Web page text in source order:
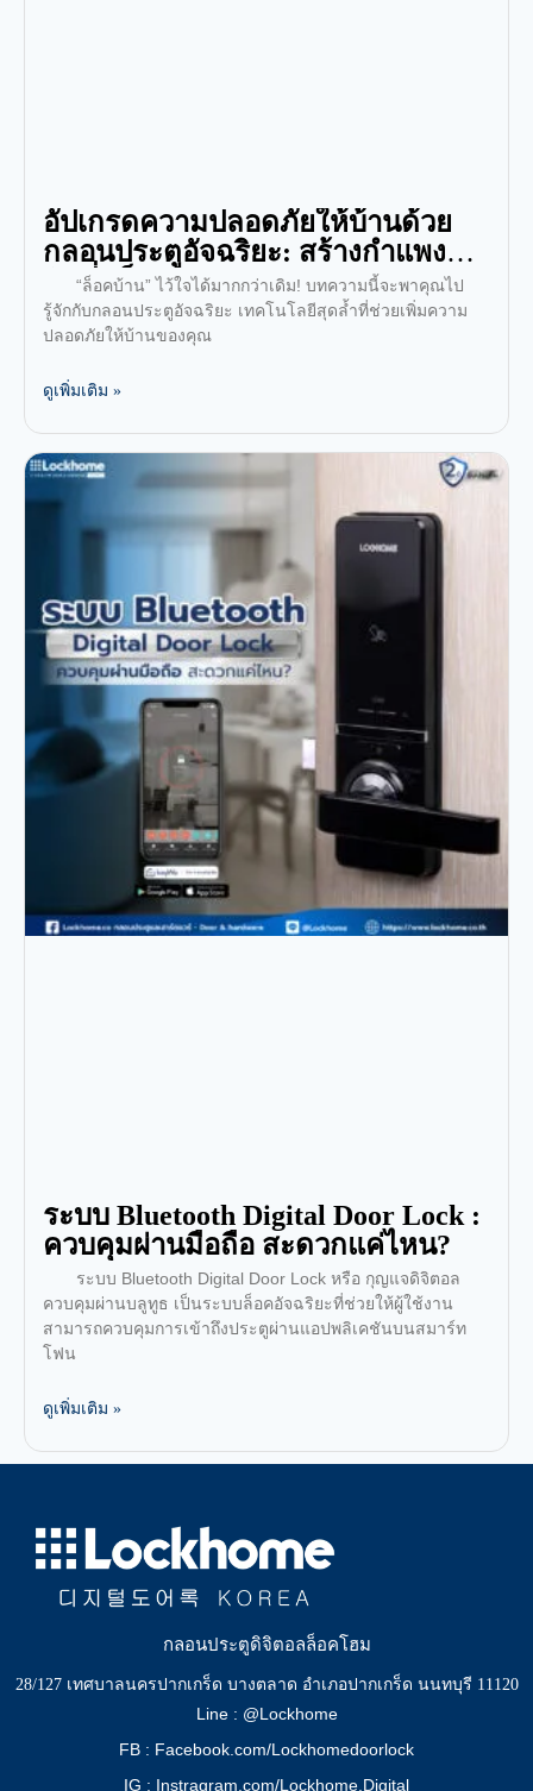
อัปเกรดความปลอดภัยให้บ้านด้วย
กลอนประตูอัจฉริยะ: สร้างกำแพงคุ้ม
กันที่แข็งแกร่ง
“ล็อคบ้าน” ไว้ใจได้มากกว่าเดิม! บทความนี้จะพาคุณไป
รู้จักกับกลอนประตูอัจฉริยะ เทคโนโลยีสุดล้ำที่ช่วยเพิ่มความ
ปลอดภัยให้บ้านของคุณ
ดูเพิ่มเติม »
ระบบ Bluetooth Digital Door Lock :
ควบคุมผ่านมือถือ สะดวกแค่ไหน?
ระบบ Bluetooth Digital Door Lock หรือ กุญแจดิจิตอล
ควบคุมผ่านบลูทูธ เป็นระบบล็อคอัจฉริยะที่ช่วยให้ผู้ใช้งาน
สามารถควบคุมการเข้าถึงประตูผ่านแอปพลิเคชันบนสมาร์ท
โฟน
ดูเพิ่มเติม »
กลอนประตูดิจิตอลล็อคโฮม
28/127 เทศบาลนครปากเกร็ด บางตลาด อำเภอปากเกร็ด นนทบุรี 11120
Line : @Lockhome
FB : Facebook.com/Lockhomedoorlock
IG : Instragram.com/Lockhome.Digital